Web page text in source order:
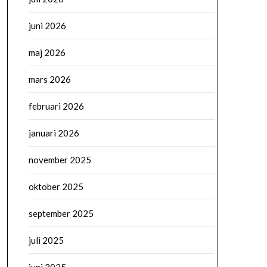
juni 2026
maj 2026
mars 2026
februari 2026
januari 2026
november 2025
oktober 2025
september 2025
juli 2025